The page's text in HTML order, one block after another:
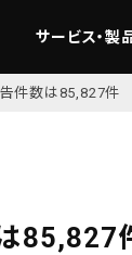
サービス・製
件数は85,827件